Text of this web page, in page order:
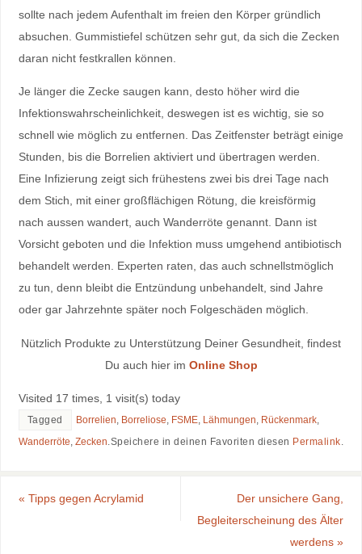
sollte nach jedem Aufenthalt im freien den Körper gründlich
absuchen. Gummistiefel schützen sehr gut, da sich die Zecken
daran nicht festkrallen können.
Je länger die Zecke saugen kann, desto höher wird die
Infektionswahrscheinlichkeit, deswegen ist es wichtig, sie so
schnell wie möglich zu entfernen. Das Zeitfenster beträgt einige
Stunden, bis die Borrelien aktiviert und übertragen werden.
Eine Infizierung zeigt sich frühestens zwei bis drei Tage nach
dem Stich, mit einer großflächigen Rötung, die kreisförmig
nach aussen wandert, auch Wanderröte genannt. Dann ist
Vorsicht geboten und die Infektion muss umgehend antibiotisch
behandelt werden. Experten raten, das auch schnellstmöglich
zu tun, denn bleibt die Entzündung unbehandelt, sind Jahre
oder gar Jahrzehnte später noch Folgeschäden möglich.
Nützlich Produkte zu Unterstützung Deiner Gesundheit, findest
Du auch hier im Online Shop
Visited 17 times, 1 visit(s) today
Tagged Borrelien, Borreliose, FSME, Lähmungen, Rückenmark,
Wanderröte, Zecken.Speichere in deinen Favoriten diesen Permalink.
« Tipps gegen Acrylamid
Der unsichere Gang,
Begleiterscheinung des Älter
werdens»